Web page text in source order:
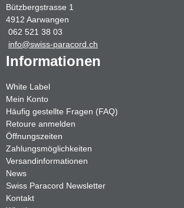
Bützbergstrasse 1
4912 Aarwangen
062 521 38 03
info@swiss-paracord.ch
Informationen
White Label
Mein Konto
Häufig gestellte Fragen (FAQ)
Retoure anmelden
Öffnungszeiten
Zahlungsmöglichkeiten
Versandinformationen
News
Swiss Paracord Newsletter
Kontakt